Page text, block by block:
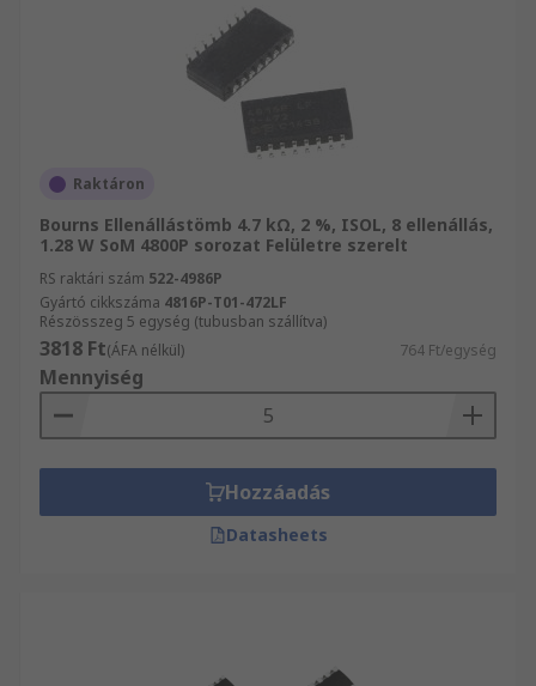
Raktáron
Bourns Ellenállástömb 4.7 kΩ, 2 %, ISOL, 8 ellenállás,
1.28 W SoM 4800P sorozat Felületre szerelt
RS raktári szám 522-4986P
Gyártó cikkszáma 4816P-T01-472LF
Részösszeg 5 egység (tubusban szállítva)
3818 Ft(ÁFA nélkül) 764 Ft/egység
Mennyiség
Hozzáadás
Datasheets